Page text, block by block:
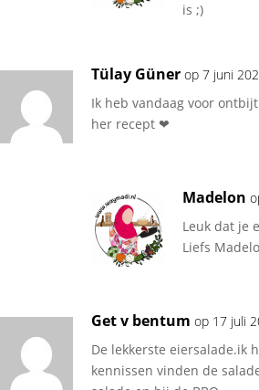
is ;)
Tülay Güner op 7 juni
Ik heb vandaag voor
her recept ❤
Madelon
Leuk dat je
Liefs
Get v bentum op 17 juli
De lekkerste eiersalade.ik
kennissen vinden de